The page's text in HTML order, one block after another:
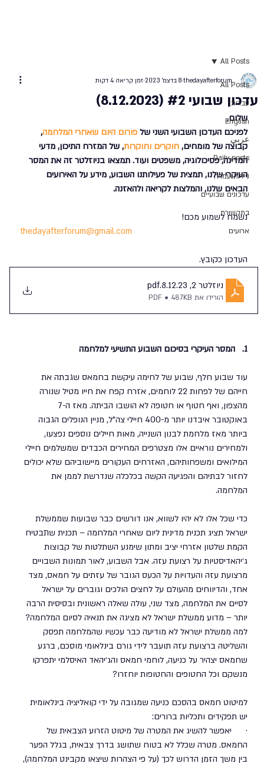
All Posts
עברית
English
عربي
Daily posts
ניירות עמדה
עדכונים שבועיים
בתקשורת
ארועים
All Posts
עדכון שבועי #2 (8.12.2023)
thedayafterforum 8 בדצמ׳ 2023 זמן קריאה 4 דקות
שלום,
לפניכם העדכון השבועי השני של פורום היום שאחרי המלחמה,
קבוצה של מומחים, חוקרים וחוקרות, של המזרח התיכון, מדעי
המדינה, פסיכולוגיה, משפטים ועוד. תמצאו בניוזלטר זה את המסר
העיקרי שלנו, תמצית של פעילותנו השבוע, מידע על האירועים
הבאים שלנו, והמלצות לקריאה ולהאזנה.
נשמח לשמוע מכם!
thedayafterforum@gmail.com
העדכון כקובץ.
ניוזלטר 2, 8.12.23 .pdf
הורידו את PDF • 487KB
1.   המסר העיקרי בסיכום השבוע התשיעי למלחמה
עוד שבוע חלף, שבוע של לחימה עיקשת בחמאס שגבתה את
חייהם של לפחות 22 לוחמים, אזרח קפח את חייו מטיל שנורה
מהצפון, ואף חטוף או חטופה לא הושבו הביתה. מאז ה-7
באוקטובר איבדנו יותר מ-400 חיילי צה"ל, מניין הנופלים הגבוה
ביותר מאז מלחמת לבנון השנייה, מאות חיילים נוספים נפצעו,
ולמחירים נוראיים אלו מצטרפים המחירים הכבדים שמשלמים חיילי
המילואים ומשפחותיהם, האזרחים העקורים מיישוביהם שלא יכולים
לחזור לבתיהם והפגיעה הקשה בכלכלה שנדרשת לממן את
המלחמה.
כדי שכל אלו לא יהיו לשווא, אנו דורשים כבר שבועות שממשלת
ישראל תציג תכנית מדינית ליום שאחרי המלחמה – תכנית שתבטיח
הקמת שלטון אזרחי יציב ומתון שימנע השתלטות של קבוצות
ג׳יהאדיסטיות על רצועת עזה. אבל השבוע, לאור תמונות השבויים
מרצועת עזה והעדויות על הכעס הגובר של עזתים על חמאס, מצד
אחד, והדיווחים מהעולם על לחצים הולכים וגוברים על ישראל
לסיים את המלחמה, מצד שני, עולה שאלה ראשונית ובסיסית הרבה
יותר – מדוע ממשלת ישראל לא מציגה את תנאיה לסיום המלחמה?
למה ממשלת ישראל לא מודיעה כבר עכשיו שהמלחמה תפסק
והשליטה ברצועת עזה תועבר לידי גורם בינלאומי מוסכם, ברגע
שחמאס יצהיר על כניעה, לוחמי חמאס והג׳יהאד האיסלמי יתפרקו
מנשקם וכל החטופים והחטופות יוחזרו?
למיטוט חמאס בהסכם כניעה שמגובה על ידי קואליציה בינלאומית
יש תפקידים ותכליות ברורים:
·      יאפשר להשיג את המטרה של מיטוט הזרוע הצבאית של
החמאס. מטרה שכלל לא בטוח שתושג בדרך צבאית, בגלל הפער
בין משך הזמן הדרוש לכך (על פי הצהרות שיצאו מקבינט המלחמה),